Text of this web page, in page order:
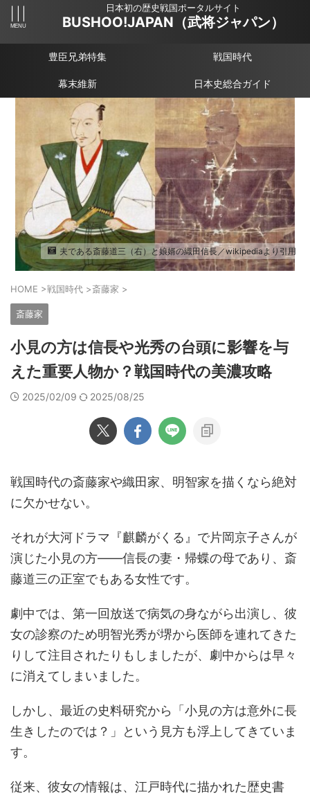
日本初の歴史戦国ポータルサイト
BUSHOO!JAPAN（武将ジャパン）
豊臣兄弟特集 戦国時代
幕末維新 日本史総合ガイド
夫である斎藤道三（右）と娘婿の織田信長／wikipediaより引用
HOME >戦国時代 >斎藤家 >
斎藤家
小見の方は信長や光秀の台頭に影響を与
えた重要人物か？戦国時代の美濃攻略
2025/02/09 2025/08/25
戦国時代の斎藤家や織田家、明智家を描くなら絶対
に欠かせない。
それが大河ドラマ『麒麟がくる』で片岡京子さんが
演じた小見の方――信長の妻・帰蝶の母であり、斎
藤道三の正室でもある女性です。
劇中では、第一回放送で病気の身ながら出演し、彼
女の診察のため明智光秀が堺から医師を連れてきた
りして注目されたりもしましたが、劇中からは早々
に消えてしまいました。
しかし、最近の史料研究から「小見の方は意外に長
生きしたのでは？」という見方も浮上してきていま
す。
従来、彼女の情報は、江戸時代に描かれた歴史書